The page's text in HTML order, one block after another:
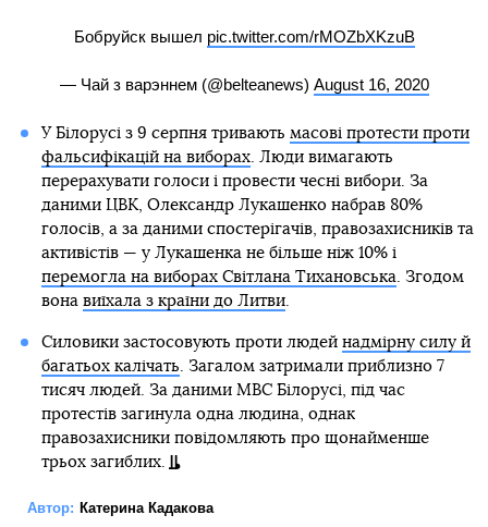
Бобруйск вышел pic.twitter.com/rMOZbXKzuB
— Чай з варэннем (@belteanews) August 16, 2020
У Білорусі з 9 серпня тривають масові протести проти
фальсифікацій на виборах. Люди вимагають
перерахувати голоси і провести чесні вибори. За
даними ЦВК, Олександр Лукашенко набрав 80%
голосів, а за даними спостерігачів, правозахисників та
активістів — у Лукашенка не більше ніж 10% і
перемогла на виборах Світлана Тихановська . Згодом
вона виїхала з країни до Литви.
Силовики застосовують проти людей надмірну силу й
багатьох калічать . Загалом затримали приблизно 7
тисяч людей. За даними МВС Білорусі, під час
протестів загинула одна людина, однак
правозахисники повідомляють про щонайменше
трьох загиблих.
Автор: Катерина Кадакова